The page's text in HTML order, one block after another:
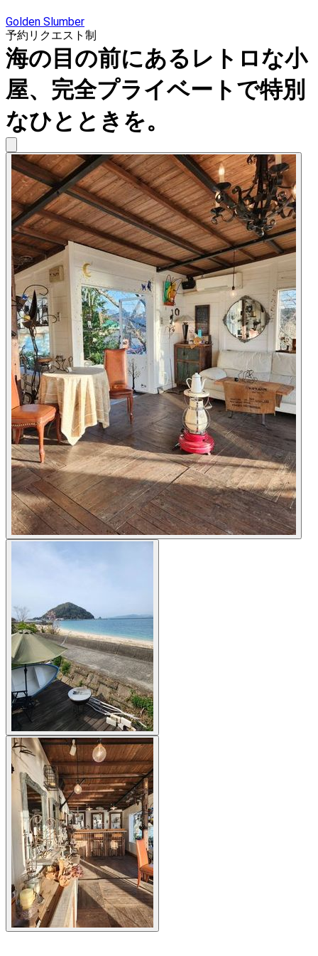
Golden Slumber
予約リクエスト制
海の目の前にあるレトロな小
屋、完全プライベートで特別
なひとときを。